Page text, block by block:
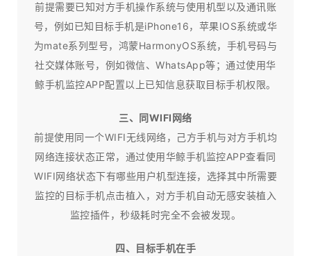
前提需要已知对方手机操作系统与使用机型以及通讯账
号，例如已知目标手机是iPhone16，苹果IOS系统或华
为mate系列型号，鸿蒙HarmonyOS系统，手机号码与
社交媒体账号，例如微信、WhatsApp等；通过使用华
鲸手机监控APP配置以上已知信息获取目标手机权限。
三、同WIFI网络
前提使用同一个WIFI无线网络，己方手机与对方手机均
网络连接状态正常，通过使用华鲸手机监控APP查看同
WIFI网络状态下有哪些用户机型连接，选择其中所需要
监控的目标手机点击植入，对方手机自动无感安装植入
监控插件，秒级耗时完全不会被发现。
四、目标手机在手